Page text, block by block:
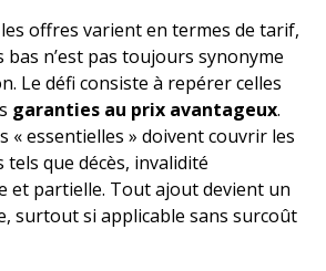
offres varient en termes de tarif,
bas n’est pas toujours synonyme
Le défi consiste à repérer celles
garanties au prix avantageux.
« essentielles » doivent couvrir les
que décès, invalidité
et partielle. Tout ajout devient un
surtout si applicable sans surcoût